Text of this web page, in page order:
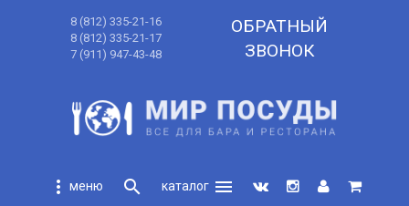
8 (812) 335-21-16
8 (812) 335-21-17
7 (911) 947-43-48
ОБРАТНЫЙ
ЗВОНОК
more_vert search
menu